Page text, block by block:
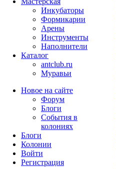
Инкубаторы
Формикарии
Арены
Инструменты
Наполнители
Каталог
antclub.ru
Муравьи
Новое на сайте
Форум
Блоги
События в
колониях
Блоги
Колонии
Войти
Peгиcтpaция